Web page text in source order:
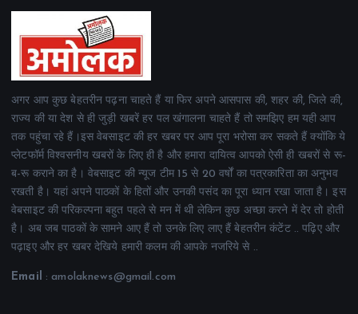
अगर आप कुछ बेहतरीन पढ़ना चाहते हैं या फिर अपने आसपास की, शहर की, जिले की,
राज्य की या देश से ही जुड़ी खबरें हर पल खंगालना चाहते हैं तो समझिए हम यही आप
तक पहुंचा रहे हैं।इस वेबसाइट की हर खबर पर आप पूरा भरोसा कर सकते हैं क्योंकि ये
प्लेटफॉर्म विश्वसनीय खबरों के लिए ही है और हमारा दायित्व आपको ऐसी ही खबरों से रू-
ब-रू कराने का है। वेबसाइट की न्यूज टीम 15 से 20 वर्षों का पत्रकारिता का अनुभव
रखती है। यहां अपने पाठकों के हितों और उनकी पसंद का पूरा ध्यान रखा जाता है। इस
वेबसाइट की परिकल्पना बहुत पहले से मन में थी लेकिन कुछ अच्छा करने में देर तो होती
है। अब जब पाठकों के सामने आए हैं तो उनके लिए लाए हैं बेहतरीन कंटेंट .. पढ़िए और
पढ़ाइए और हर खबर देखिये हमारी कलम की आपके नजरिये से ..
Email : amolaknews@gmail.com